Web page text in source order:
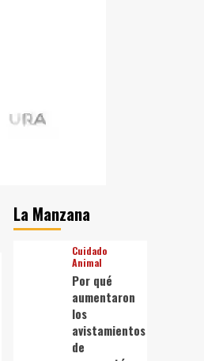
La Manzana
Cuidado
Animal
Por qué
aumentaron
los
avistamientos
de